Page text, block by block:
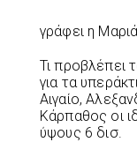
γράφει η
Τι προβλέπει
για τα
Αιγαίο,
Κάρπαθος οι
ύψους 6 δισ.